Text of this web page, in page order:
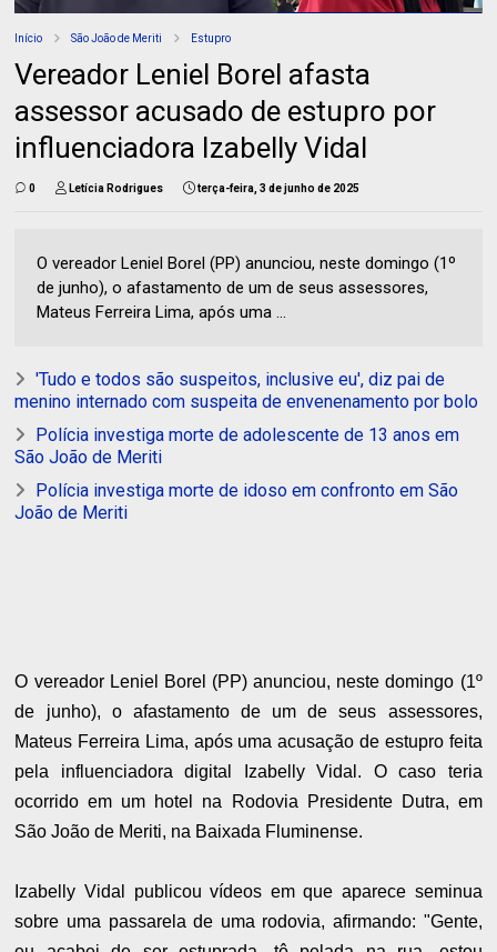
Início São João de Meriti Estupro
Vereador Leniel Borel afasta
assessor acusado de estupro por
influenciadora Izabelly Vidal
0 Letícia Rodrigues terça-feira, 3 de junho de 2025
O vereador Leniel Borel (PP) anunciou, neste domingo (1º
de junho), o afastamento de um de seus assessores,
Mateus Ferreira Lima, após uma ...
'Tudo e todos são suspeitos, inclusive eu', diz pai de
menino internado com suspeita de envenenamento por bolo
Polícia investiga morte de adolescente de 13 anos em
São João de Meriti
Polícia investiga morte de idoso em confronto em São
João de Meriti
O vereador Leniel Borel (PP) anunciou, neste domingo (1º
de junho), o afastamento de um de seus assessores,
Mateus Ferreira Lima, após uma acusação de estupro feita
pela influenciadora digital Izabelly Vidal. O caso teria
ocorrido em um hotel na Rodovia Presidente Dutra, em
São João de Meriti, na Baixada Fluminense.
Izabelly Vidal publicou vídeos em que aparece seminua
sobre uma passarela de uma rodovia, afirmando: "Gente,